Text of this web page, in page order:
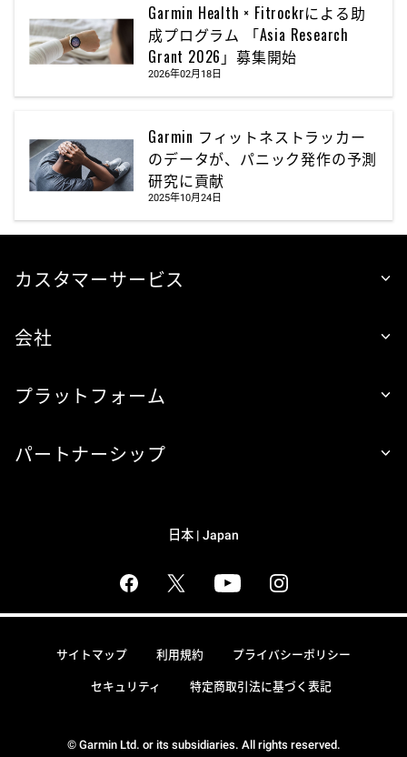
Garmin Health × Fitrockrによる助
成プログラム 「Asia Research
Grant 2026」募集開始
2026年02月18日
Garmin フィットネストラッカー
のデータが、パニック発作の予測
研究に貢献
2025年10月24日
カスタマーサービス
会社
プラットフォーム
パートナーシップ
日本 | Japan
© Garmin Ltd. or its subsidiaries. All rights reserved.
サイトマップ 利用規約 プライバシーポリシー
セキュリティ 特定商取引法に基づく表記